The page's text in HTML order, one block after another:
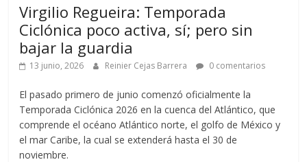
Virgilio Regueira: Temporada
Ciclónica poco activa, sí; pero sin
bajar la guardia
13 junio, 2026 Reinier Cejas Barrera 0 comentarios
El pasado primero de junio comenzó oficialmente la
Temporada Ciclónica 2026 en la cuenca del Atlántico, que
comprende el océano Atlántico norte, el golfo de México y
el mar Caribe, la cual se extenderá hasta el 30 de
noviembre.